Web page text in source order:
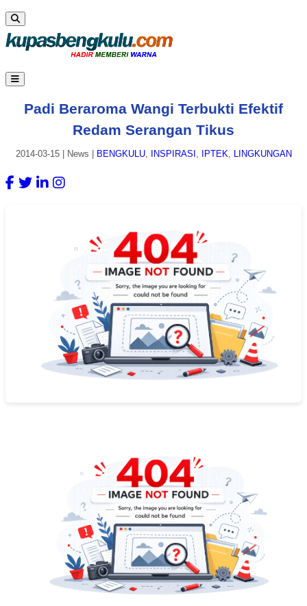
Padi Beraroma Wangi Terbukti Efektif
Redam Serangan Tikus
2014-03-15| News BENGKULU, INSPIRASI , IPTEK, LINGKUNGAN